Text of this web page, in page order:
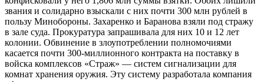
звания и солидарно взыскали с них почти 300 млн рублей в
пользу Минобороны. Захаренко и Баранова взяли под стражу
в зале суда. Прокуратура запрашивала для них 10 и 12 лет
колонии. Обвинение в злоупотреблении полномочиями
касается почти 300-миллионного контракта на поставку в
войска комплексов «Страж» — систем сигнализации для
комнат хранения оружия. Эту систему разработала компания